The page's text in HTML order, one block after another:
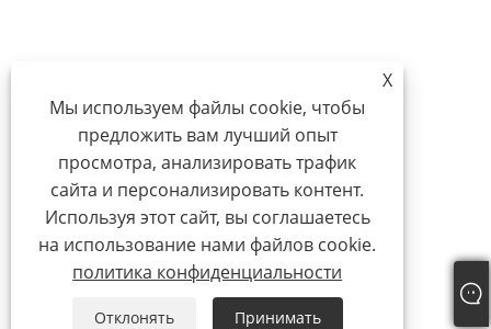
X
Мы используем файлы cookie, чтобы
предложить вам лучший опыт
просмотра, анализировать трафик
сайта и персонализировать контент.
Используя этот сайт, вы соглашаетесь
на использование нами файлов cookie.
политика конфиденциальности
Отклонять Принимать